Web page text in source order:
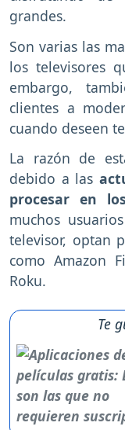
grandes.
Son varias las
los televisores
embargo,
clientes a
cuando deseen
La razón de
debido a las
procesar en
muchos
televisor, optan
como Amazon
Roku.
Te